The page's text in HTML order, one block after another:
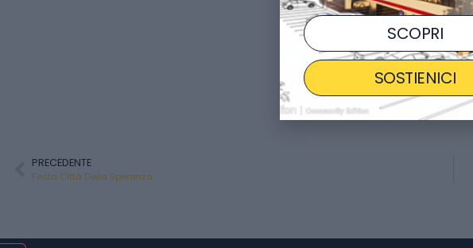
PRECEDENTE
Festa Città Della Speranza
SCOPRI
SOSTIENICI